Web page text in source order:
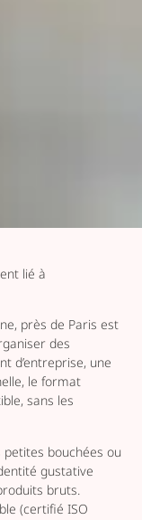
lié à
près de Paris est
des
d’entreprise, une
le format
sans les
bouchées ou
gustative
bruts.
(certifié ISO